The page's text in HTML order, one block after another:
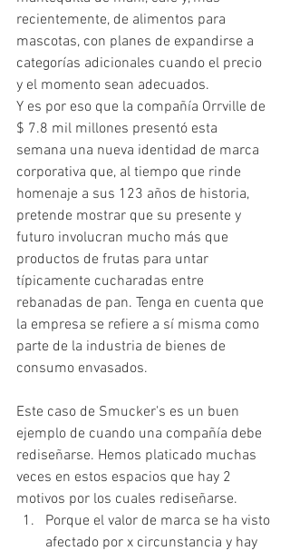
recientemente, de alimentos para
mascotas, con planes de expandirse a
categorías adicionales cuando el precio
y el momento sean adecuados.
Y es por eso que la compañía Orrville de
$ 7.8 mil millones presentó esta
semana una nueva identidad de marca
corporativa que, al tiempo que rinde
homenaje a sus 123 años de historia,
pretende mostrar que su presente y
futuro involucran mucho más que
productos de frutas para untar
típicamente cucharadas entre
rebanadas de pan. Tenga en cuenta que
la empresa se refiere a sí misma como
parte de la industria de bienes de
consumo envasados.
Este caso de Smucker's es un buen
ejemplo de cuando una compañía debe
rediseñarse. Hemos platicado muchas
veces en estos espacios que hay 2
motivos por los cuales rediseñarse.
Porque el valor de marca se ha visto
afectado por x circunstancia y hay